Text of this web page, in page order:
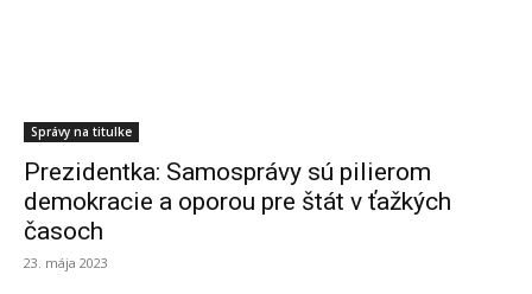
Správy na titulke
Prezidentka: Samosprávy sú pilierom
demokracie a oporou pre štát v ťažkých
časoch
23. mája 2023